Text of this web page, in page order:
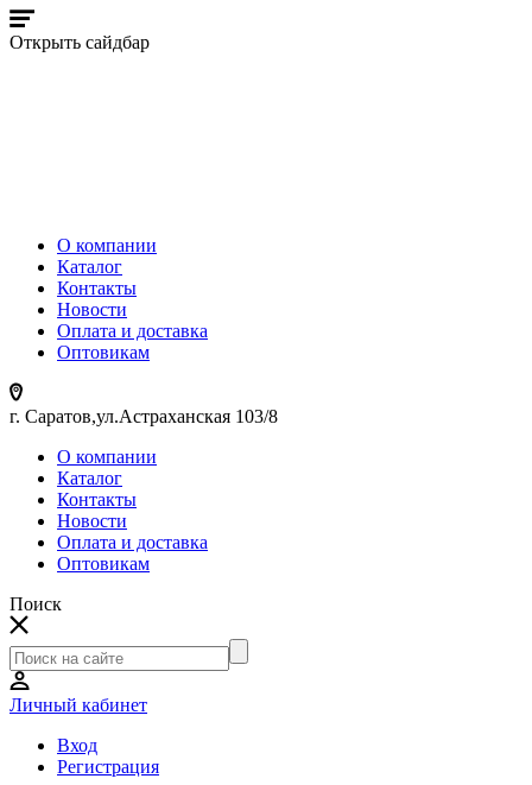
Открыть сайдбар
О компании
Каталог
Контакты
Новости
Оплата и доставка
Оптовикам
г. Саратов,ул.Астраханская 103/8
О компании
Каталог
Контакты
Новости
Оплата и доставка
Оптовикам
Поиск
Личный кабинет
Вход
Регистрация